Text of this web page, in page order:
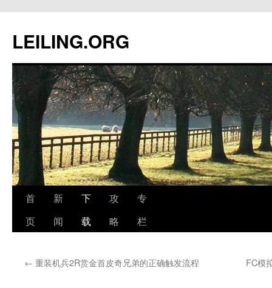
文
LEILING.ORG
首
页
新
闻
下
载
攻
略
专
栏
← 重装机兵2R赏金首皮奇兄弟的正确触发流程 FC模